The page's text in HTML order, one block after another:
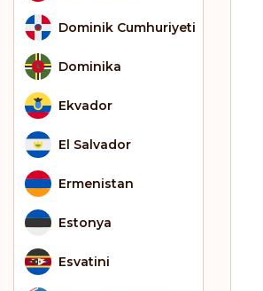
Dominik Cumhuriyeti
Dominika
Ekvador
El Salvador
Ermenistan
Estonya
Esvatini